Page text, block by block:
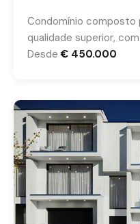
Condomínio composto
qualidade superior,
Desde€ 450.000